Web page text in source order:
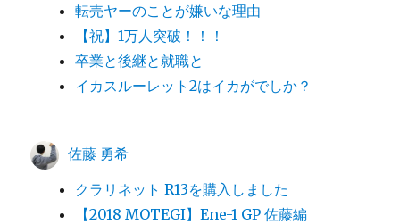
転売ヤーのことが嫌いな理由
【祝】1万人突破！！！
卒業と後継と就職と
イカスルーレット2はイカがでしか？
佐藤 勇希
クラリネット R13を購入しました
【2018 MOTEGI】Ene-1 GP 佐藤編